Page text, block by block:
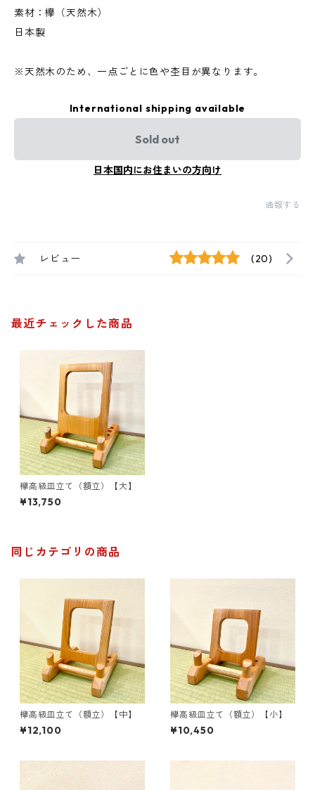
素材：欅（天然木）
日本製
※天然木のため、一点ごとに色や杢目が異なります。
International shipping available
Sold out
日本国内にお住まいの方向け
通報する
レビュー (20)
最近チェックした商品
欅高級皿立て（額立）【大】
¥13,750
同じカテゴリの商品
欅高級皿立て（額立）【中】
¥12,100
欅高級皿立て（額立）【小】
¥10,450